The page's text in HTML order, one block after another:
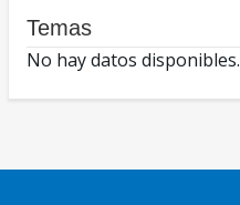
Temas
No hay datos disponibles.